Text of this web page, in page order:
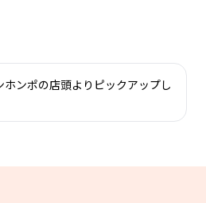
ンポの店頭よりピックアップし